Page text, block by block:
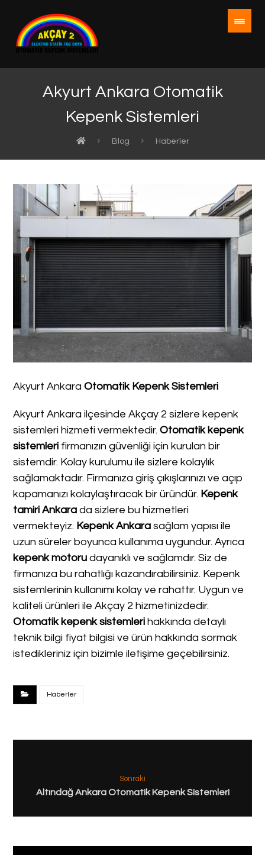
Akyurt Ankara Otomatik
Kepenk Sistemleri
Blog Haberler
Akyurt AnkaraOtomatik Kepenk Sistemleri
Akyurt Ankara ilçesinde Akçay 2 sizlere kepenk
sistemleri hizmeti vermektedir.Otomatik kepenk
sistemleri firmanızın güvenliği için kurulan bir
sistemdir. Kolay kurulumu ile sizlere kolaylık
sağlamaktadır. Firmanıza giriş çıkışlarınızı ve açıp
kapamanızı kolaylaştıracak bir üründür. Kepenk
tamiri Ankara da sizlere bu hizmetleri
vermekteyiz. Kepenk Ankara sağlam yapısı ile
uzun süreler boyunca kullanıma uygundur. Ayrıca
kepenk motoru dayanıklı ve sağlamdır. Siz de
firmanıza bu rahatlığı kazandırabilirsiniz. Kepenk
sistemlerinin kullanımı kolay ve rahattır. Uygun ve
kaliteli ürünleri ile Akçay 2 hizmetinizdedir.
Otomatik kepenk sistemleri hakkında detaylı
teknik bilgi fiyat bilgisi ve ürün hakkında sormak
istedikleriniz için bizimle iletişime geçebilirsiniz.
Haberler
Sonraki
Altındağ Ankara Otomatik Kepenk Sistemleri